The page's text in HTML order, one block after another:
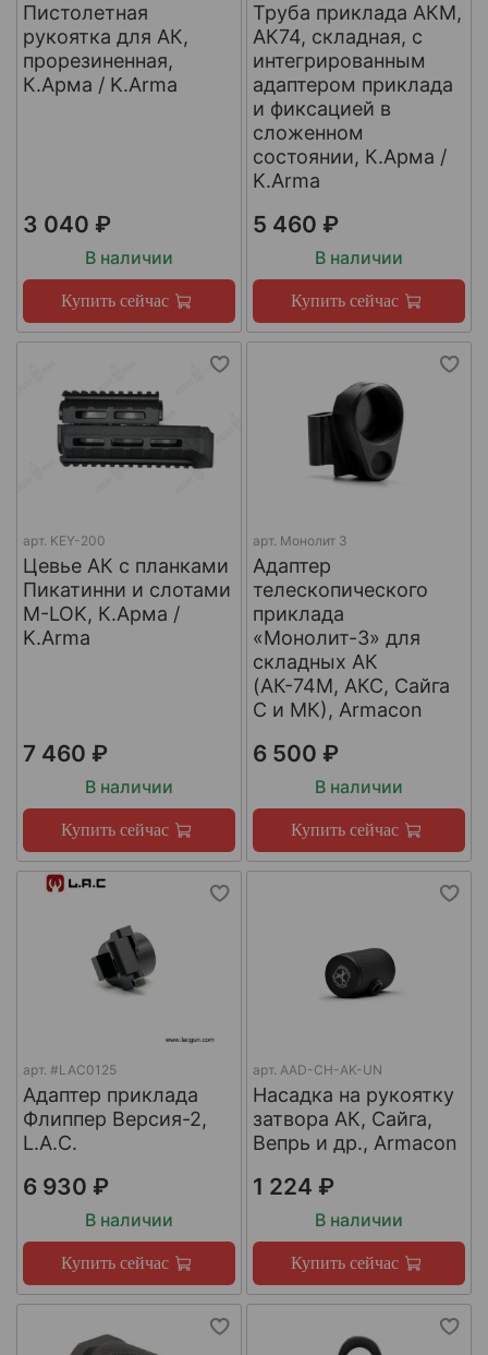
Пистолетная
рукоятка для AК,
прорезиненная,
К.Арма / K.Arma
3 040 ₽
В наличии
Купить сейчас
Труба приклада АКМ,
АК74, складная, с
интегрированным
адаптером приклада
и фиксацией в
сложенном
состоянии, К.Арма /
K.Arma
5 460 ₽
В наличии
Купить сейчас
арт. KEY-200
Цевье АК с планками
Пикатинни и слотами
M-LOK, К.Арма /
K.Arma
7 460 ₽
В наличии
Купить сейчас
арт. Монолит 3
Адаптер
телескопического
приклада
«Монолит-3» для
складных АК
(АК-74М, АКС, Сайга
С и МК), Armacon
6 500 ₽
В наличии
Купить сейчас
арт. #LAC0125
Адаптер приклада
Флиппер Версия-2,
L.A.C.
6 930 ₽
В наличии
Купить сейчас
арт. AAD-CH-AK-UN
Насадка на рукоятку
затвора АК, Сайга,
Вепрь и др., Armacon
1 224 ₽
В наличии
Купить сейчас